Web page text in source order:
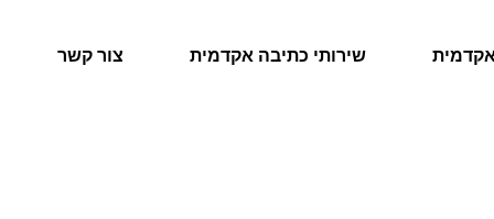
שירותי כתיבה אקדמית צור קשר